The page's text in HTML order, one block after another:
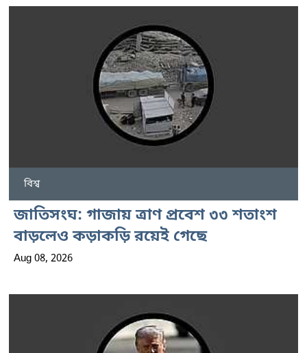
বিশ্ব
জাতিসংঘ: গাজায় ত্রাণ প্রবেশ ৩৩ শতাংশ
বাড়লেও কড়াকড়ি রয়েই গেছে
Aug 08, 2026